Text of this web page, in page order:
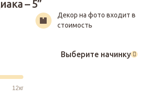
– 5”
Декор на фото входит в
стоимость
Выберите начинку